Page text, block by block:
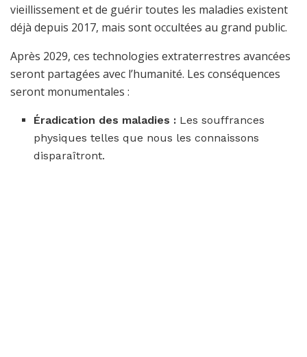
vieillissement et de guérir toutes les maladies existent
déjà depuis 2017, mais sont occultées au grand public.
Après 2029, ces technologies extraterrestres avancées
seront partagées avec l’humanité. Les conséquences
seront monumentales :
Éradication des maladies : Les souffrances
physiques telles que nous les connaissons
disparaîtront.